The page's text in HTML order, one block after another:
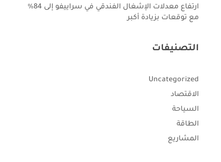
ارتفاع معدلات الإشغال الفندقي في سراييفو إلى 84%
مع توقعات بزيادة أكبر
التصنيفات
Uncategorized
الاقتصاد
السياحة
الطاقة
المشاريع